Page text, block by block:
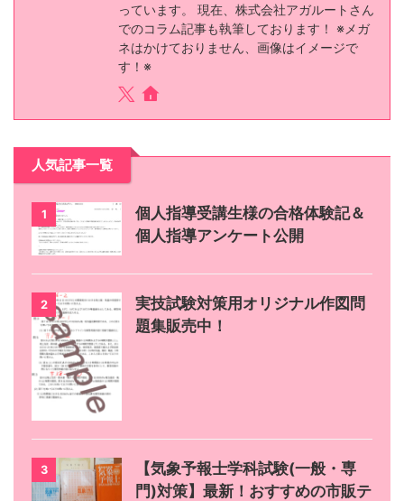
っています。 現在、株式会社アガルートさん
でのコラム記事も執筆しております！ ※メガ
ネはかけておりません、画像はイメージで
す！※
人気記事一覧
1
個人指導受講生様の合格体験記＆
個人指導アンケート公開
2
実技試験対策用オリジナル作図問
題集販売中！
3
【気象予報士学科試験(一般・専
門)対策】最新！おすすめの市販テ